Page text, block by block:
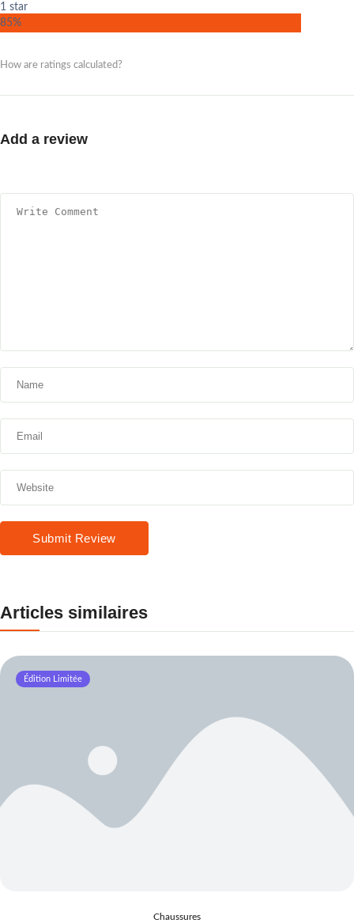
1 star
85%
How are ratings calculated?
Add a review
Submit Review
Articles similaires
Édition Limitée
Chaussures